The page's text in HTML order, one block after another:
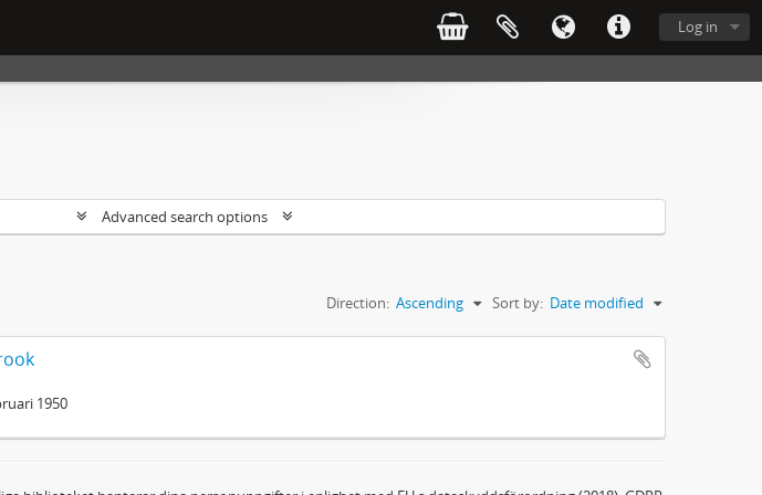
Log in
Advanced search options
Sort by: Date modified
Direction: Ascending
1950